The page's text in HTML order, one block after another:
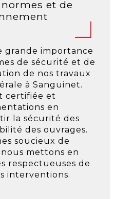
et de
grande importance
de sécurité et de
de nos travaux
à Sanguinet.
certifiée et
en
la sécurité des
des ouvrages.
soucieux de
mettons en
respectueuses de
interventions.